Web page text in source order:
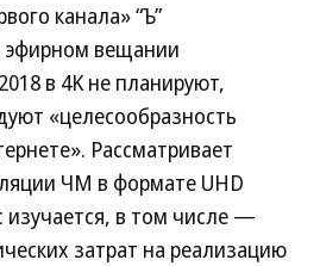
канала» “Ъ”
эфирном вещании
в 4K не планируют,
«целесообразность
Рассматривает
ЧМ в формате UHD
в том числе —
затрат на реализацию